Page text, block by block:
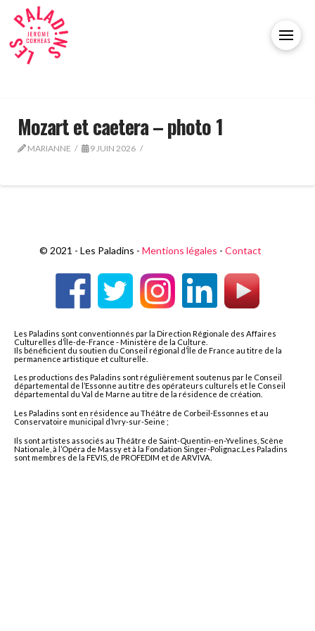
Mozart et caetera – photo 1
MARIANNE 9 JUIN 2026
© 2021 - Les Paladins - Mentions légales - Contact
Les Paladins sont conventionnés par la Direction Régionale des Affaires
Culturelles d’Île-de-France - Ministère de la Culture.
Ils bénéficient du soutien du Conseil régional d’Île de France au titre de la
permanence artistique et culturelle.
Les productions des Paladins sont régulièrement soutenus par le Conseil
départemental de l’Essonne au titre des opérateurs culturels et le Conseil
départemental du Val de Marne au titre de la résidence de création.
Les Paladins sont en résidence au Théâtre de Corbeil-Essonnes et au
Conservatoire municipal d’Ivry-sur-Seine ;
Ils sont artistes associés au Théâtre de Saint-Quentin-en-Yvelines, Scène
Nationale, à l’Opéra de Massy et à la Fondation Singer-Polignac.Les Paladins
sont membres de la FEVIS, de PROFEDIM et de ARVIVA.